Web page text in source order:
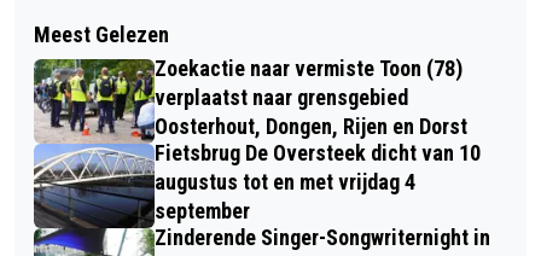
WEDSTRIJDVERSLAGEN: DONGEN
PROMOVEERT NAAR 3E DIVISIE (INCL.
BEELDEN)
COLLEGE VAN B&W OP BEZOEK BIJ
ORA ET LABORA
Meest Gelezen
Zoekactie naar vermiste Toon (78)
verplaatst naar grensgebied
Oosterhout, Dongen, Rijen en Dorst
Fietsbrug De Oversteek dicht van 10
augustus tot en met vrijdag 4
september
Zinderende Singer-Songwriternight in